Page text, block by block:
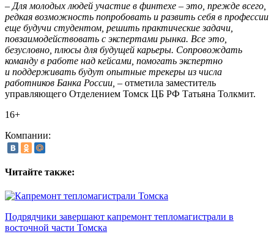
– Для молодых людей участие в финтехе – это, прежде всего,
редкая возможность попробовать и развить себя в профессии
еще будучи студентом, решить практические задачи,
повзаимодействовать с экспертами рынка. Все это,
безусловно, плюсы для будущей карьеры. Сопровождать
команду в работе над кейсами, помогать экспертно
и поддерживать будут опытные трекеры из числа
работников Банка России, – отметила заместитель
управляющего Отделением Томск ЦБ РФ Татьяна Толкмит.
16+
Компании:
Читайте также:
Подрядчики завершают капремонт тепломагистрали в
восточной части Томска